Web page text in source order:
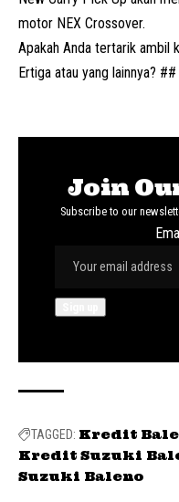
motor NEX Crossover.
Apakah Anda tertarik ambil
Ertiga atau yang lainnya? ##
Join
Subscribe to our
TAGGED: Kredit
Kredit Suzuki
Suzuki Baleno